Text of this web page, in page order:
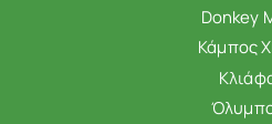
Donkey
Κάμπος